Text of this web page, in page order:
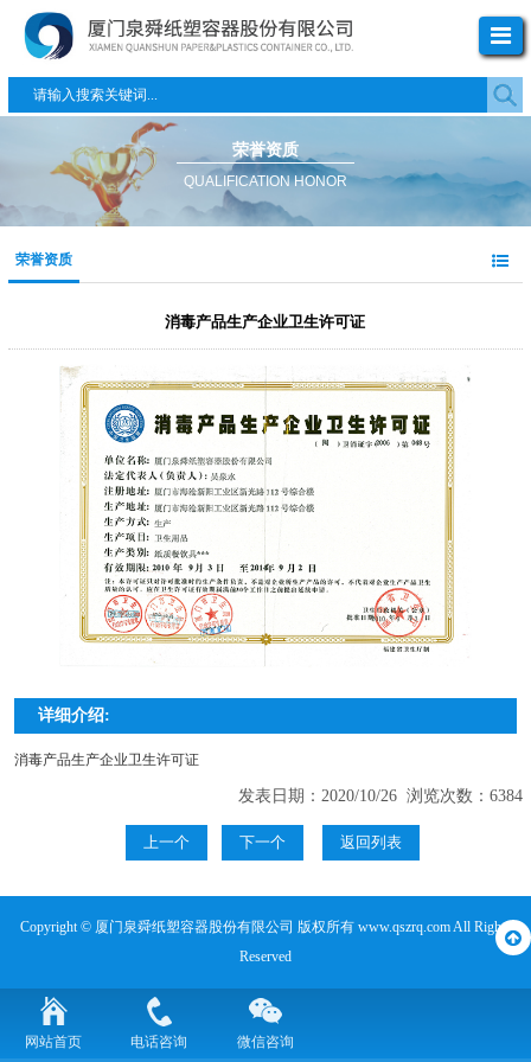
荣誉资质
QUALIFICATION HONOR
荣誉资质
消毒产品生产企业卫生许可证
详细介绍:
消毒产品生产企业卫生许可证
发表日期：2020/10/26 浏览次数：6384
上一个 下一个 返回列表
Copyright © 厦门泉舜纸塑容器股份有限公司 版权所有 www.qszrq.com All Rights
Reserved
网站首页 电话咨询 微信咨询